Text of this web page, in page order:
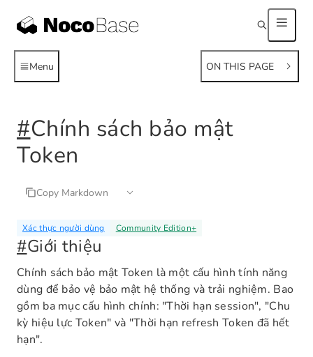
Menu ON THIS PAGE
#Chính sách bảo mật
Token
Copy Markdown
Xác thực người dùng Community Edition+
#Giới thiệu
Chính sách bảo mật Token là một cấu hình tính năng
dùng để bảo vệ bảo mật hệ thống và trải nghiệm. Bao
gồm ba mục cấu hình chính: "Thời hạn session", "Chu
kỳ hiệu lực Token" và "Thời hạn refresh Token đã hết
hạn".